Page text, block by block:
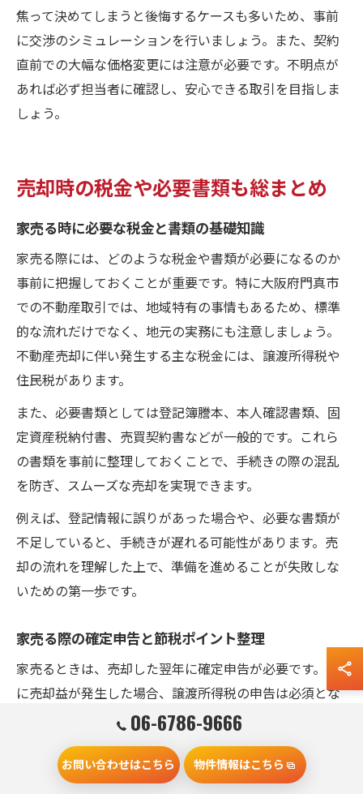
焦って決めてしまうと後悔するケースも多いため、事前
に交渉のシミュレーションを行いましょう。また、契約
直前での大幅な価格変更には注意が必要です。不明点が
あれば必ず担当者に確認し、安心できる取引を目指しま
しょう。
売却時の税金や必要書類も総まとめ
家売る時に必要な税金と書類の基礎知識
家売る際には、どのような税金や書類が必要になるのか
事前に把握しておくことが重要です。特に大阪府門真市
での不動産取引では、地域特有の事情もあるため、標準
的な流れだけでなく、地元の実務にも注意しましょう。
不動産売却に伴い発生する主な税金には、譲渡所得税や
住民税があります。
また、必要書類としては登記簿謄本、本人確認書類、固
定資産税納付書、売買契約書などが一般的です。これら
の書類を事前に整理しておくことで、手続きの際の混乱
を防ぎ、スムーズな売却を実現できます。
例えば、登記情報に誤りがあった場合や、必要な書類が
不足していると、手続きが遅れる可能性があります。売
却の流れを理解した上で、準備を進めることが失敗しな
いための第一歩です。
家売る際の確定申告と節税ポイント整理
家売るときは、売却した翌年に確定申告が必要です。特
に売却益が発生した場合、譲渡所得税の申告は必須とな
ります。この際、特例制度や控除を活用することで税負
代表的な節税ポイントとして、「居住用財産の3,000万円
06-6786-9666
お問い合わせはこちら 物件情報はこちら